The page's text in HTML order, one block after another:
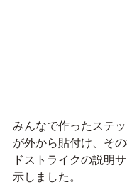
みんなで作ったステ
が外から貼付け、そ
ドストライクの説明
示しました。